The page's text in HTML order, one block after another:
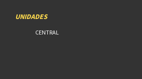
UNIDADES
CENTRAL